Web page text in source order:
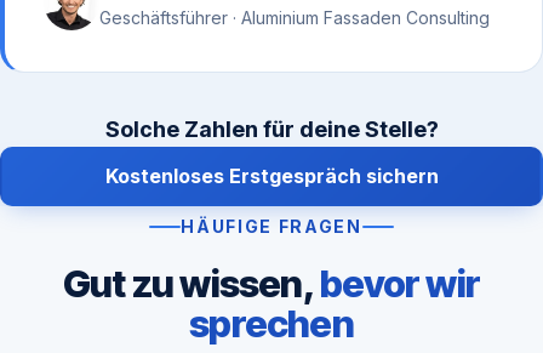
Geschäftsführer · Aluminium Fassaden Consulting
Solche Zahlen für deine Stelle?
Kostenloses Erstgespräch sichern
HÄUFIGE FRAGEN
Gut zu wissen,bevor wir
sprechen